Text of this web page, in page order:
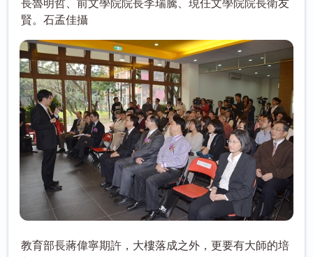
長魯明哲、前文學院院長李瑞騰、現任文學院院長衛友
賢。石孟佳攝
教育部長蔣偉寧期許，大樓落成之外，更要有大師的培